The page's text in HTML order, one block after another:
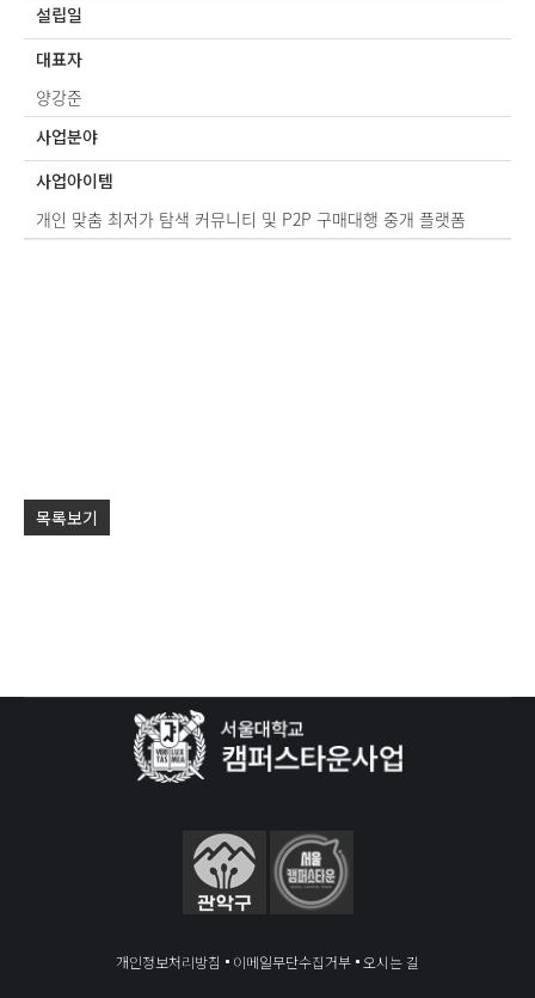
설립일
대표자
양강준
사업분야
사업아이템
개인 맞춤 최저가 탐색 커뮤니티 및 P2P 구매대행 중개 플랫폼
목록보기
개인정보처리방침 이메일무단수집거부 오시는 길